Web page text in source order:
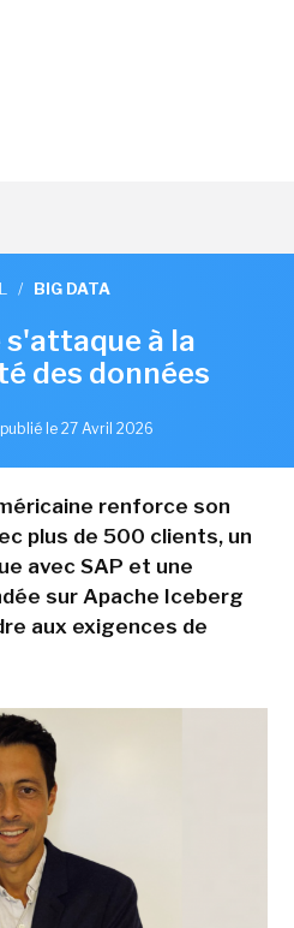
/ BIG DATA
à la
des données
publié le 27 Avril 2026
renforce son
plus de 500 clients, un
avec SAP et une
sur Apache Iceberg
aux exigences de